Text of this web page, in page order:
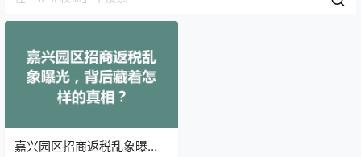
嘉兴园区招商返税乱象曝